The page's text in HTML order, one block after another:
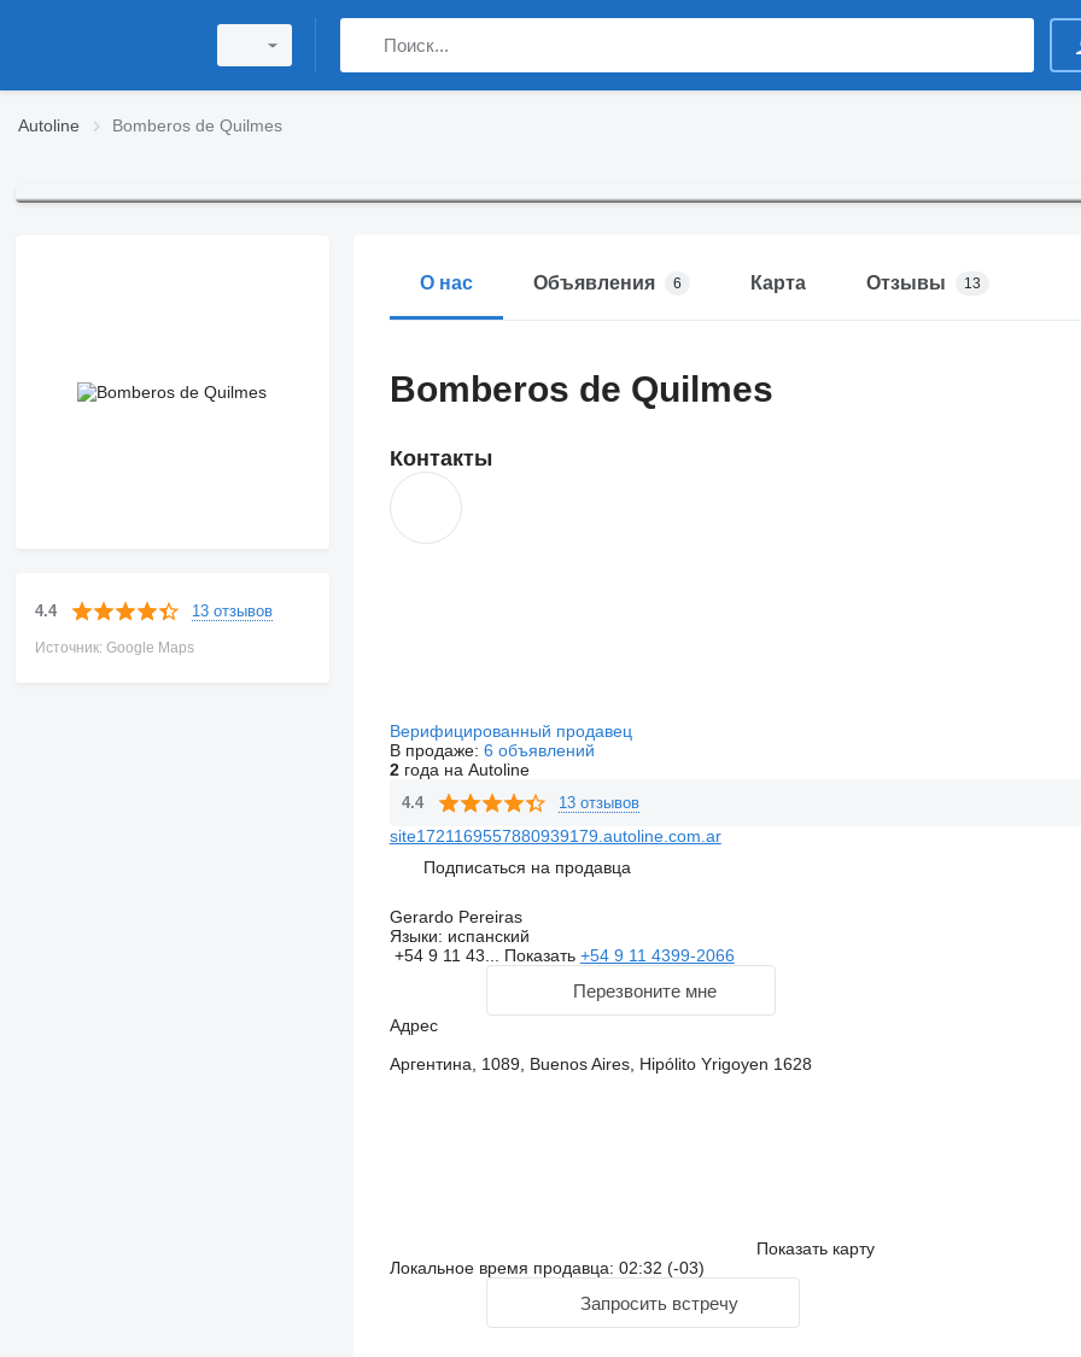
Autoline Bomberos de Quilmes
4.4 13 отзывов
Источник: Google Maps
О нас Объявления 6 Карта Отзывы 13
Bomberos de Quilmes
Контакты
Верифицированный продавец
В продаже: 6 объявлений
2года на Autoline
4.4 13 отзывов
site1721169557880939179.autoline.com.ar
Подписаться на продавца
Gerardo Pereiras
Языки: испанский
+54 9 11 43... Показать +54 9 11 4399-2066
Перезвоните мне
Адрес
Аргентина, 1089, Buenos Aires, Hipólito Yrigoyen 1628
Показать карту
Локальное время продавца: 02:32 (-03)
Запросить встречу